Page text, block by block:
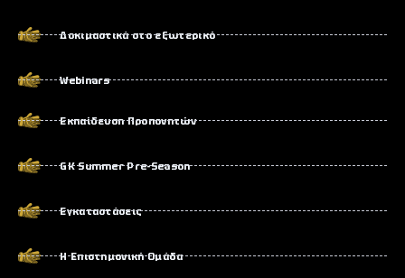
Δοκιμαστικά στο εξωτερικό
Webinars
Εκπαίδευση Προπονητών
GK Summer Pre-Season
Εγκαταστάσεις
Η Επιστημονική Ομάδα